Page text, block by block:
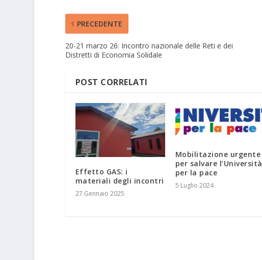
PRECEDENTE
20-21 marzo 26: Incontro nazionale delle Reti e dei
Distretti di Economia Solidale
POST CORRELATI
Effetto GAS: i
materiali degli incontri
27 Gennaio 2025
Mobilitazione urgente
per salvare l’Università
per la pace
5 Luglio 2024